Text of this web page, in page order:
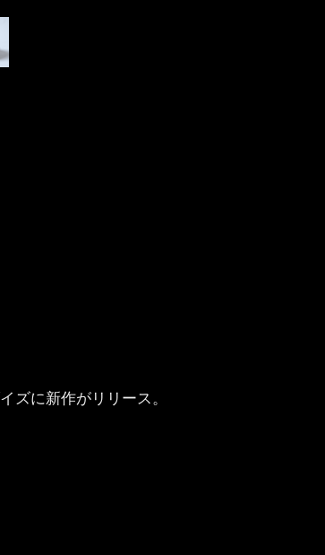
ズに新作がリリース。